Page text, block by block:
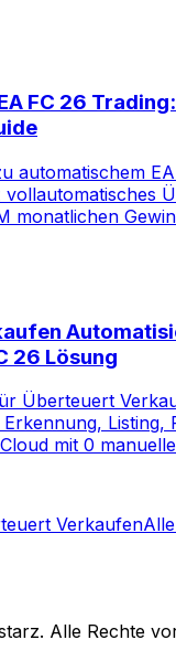
FC 26
automatischem
vollautomatisches
monatlichen
26 Lösung
Überteuert
Listing,
mit 0
Verkaufen
Alle Rechte